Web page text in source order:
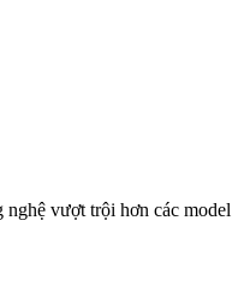
vượt trội hơn các model